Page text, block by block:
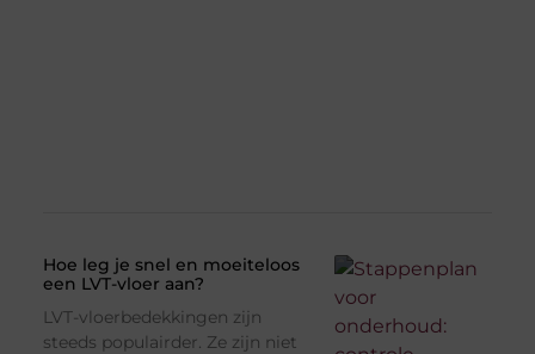
Hoe leg je snel en moeiteloos
een LVT-vloer aan?
LVT-vloerbedekkingen zijn
steeds populairder. Ze zijn niet